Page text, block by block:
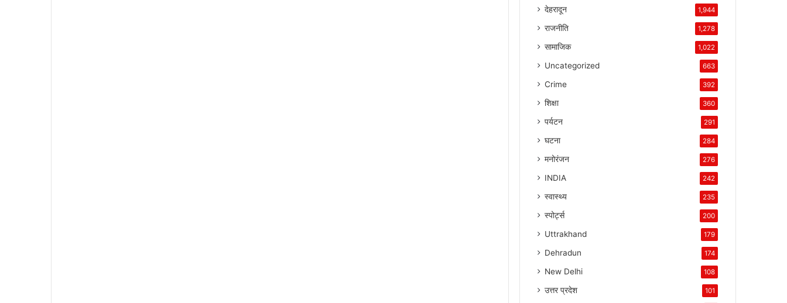
देहरादून 1,944
राजनीति 1,278
सामाजिक 1,022
Uncategorized 663
Crime 392
शिक्षा 360
पर्यटन 291
घटना 284
मनोरंजन 276
INDIA 242
स्वास्थ्य 235
स्पोर्ट्स 200
Uttrakhand 179
Dehradun 174
New Delhi 108
उत्तर प्रदेश 101